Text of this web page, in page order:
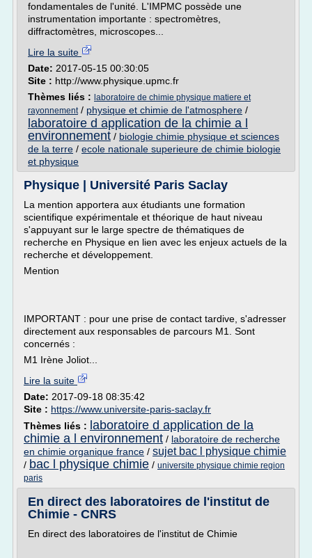
fondamentales de l'unité. L'IMPMC possède une
instrumentation importante : spectromètres,
diffractomètres, microscopes...
Lire la suite
Date: 2017-05-15 00:30:05
Site : http://www.physique.upmc.fr
Thèmes liés : laboratoire de chimie physique matiere et
rayonnement/ physique et chimie de l'atmosphere /
laboratoire d application de la chimie a l
environnement / biologie chimie physique et sciences
de la terre / ecole nationale superieure de chimie biologie
et physique
Physique | Université Paris Saclay
La mention apportera aux étudiants une formation
scientifique expérimentale et théorique de haut niveau
s'appuyant sur le large spectre de thématiques de
recherche en Physique en lien avec les enjeux actuels de la
recherche et développement.
Mention
IMPORTANT : pour une prise de contact tardive, s'adresser
directement aux responsables de parcours M1. Sont
concernés :
M1 Irène Joliot...
Lire la suite
Date: 2017-09-18 08:35:42
Site : https://www.universite-paris-saclay.fr
Thèmes liés : laboratoire d application de la
chimie a l environnement / laboratoire de recherche
en chimie organique france / sujet bac l physique chimie
/ bac l physique chimie / universite physique chimie region
paris
En direct des laboratoires de l'institut de
Chimie - CNRS
En direct des laboratoires de l'institut de Chimie